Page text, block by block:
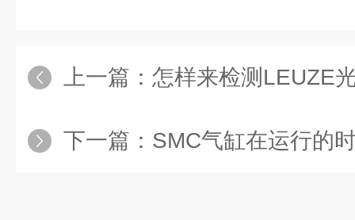
上一篇： 怎样来检测LEUZE
下一篇： SMC气缸在运行的